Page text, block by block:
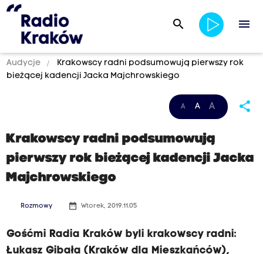
search menu
Audycje
Krakowscy radni podsumowują pierwszy rok
bieżącej kadencji Jacka Majchrowskiego
A A A share
Krakowscy radni podsumowują
pierwszy rok bieżącej kadencji Jacka
Majchrowskiego
Rozmowy date_range Wtorek, 2019.11.05
Gośćmi Radia Kraków byli krakowscy radni:
Łukasz Gibała (Kraków dla Mieszkańców),